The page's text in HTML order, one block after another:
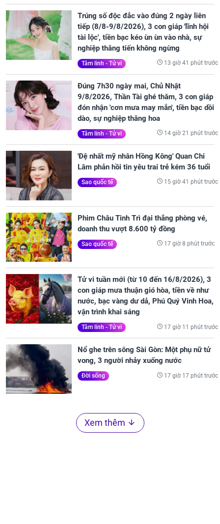
Trúng số độc đắc vào đúng 2 ngày liên
tiếp (8/8-9/8/2026), 3 con giáp 'lĩnh hội
tài lộc', tiền bạc kéo ùn ùn vào nhà, sự
nghiệp thăng tiến không ngừng
Tâm linh - Tử vi 13 giờ 41 phút trước
Đúng 7h30 ngày mai, Chủ Nhật
9/8/2026, Thần Tài ghé thăm, 3 con giáp
đón nhận 'cơn mưa may mắn', tiền bạc dồi
dào, sự nghiệp thăng hoa
Tâm linh - Tử vi 14 giờ 21 phút trước
'Đệ nhất mỹ nhân Hồng Kông' Quan Chi
Lâm phản hồi tin yêu trai trẻ kém 36 tuổi
Sao quốc tế 15 giờ 41 phút trước
Phim Châu Tinh Trì đại thắng phòng vé,
doanh thu vượt 8.600 tỷ đồng
Sao quốc tế 17 giờ 8 phút trước
Tử vi tuần mới (từ 10 đến 16/8/2026), 3
con giáp mưa thuận gió hòa, tiền về như
nước, bạc vàng dư dả, Phú Quý Vinh Hoa,
vận trình khai sáng
Tâm linh - Tử vi 17 giờ 11 phút trước
Nổ ghe trên sông Sài Gòn: Một phụ nữ tử
vong, 3 người nhảy xuống nước
Đời sống 17 giờ 17 phút trước
Xem thêm